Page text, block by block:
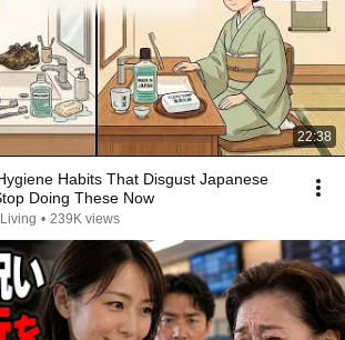
22:38
Habits That Disgust Japanese
Doing These Now
• 239K views